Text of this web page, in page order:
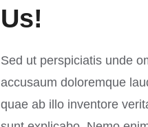
Us!
Sed ut perspiciatis unde
accusaum doloremque
quae ab illo inventore